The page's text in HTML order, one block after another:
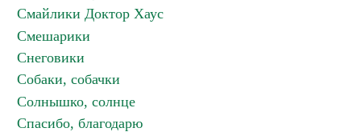
Смайлики Доктор Хаус
Смешарики
Снеговики
Собаки, собачки
Солнышко, солнце
Спасибо, благодарю